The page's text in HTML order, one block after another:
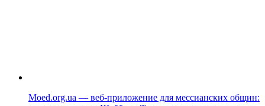
Moed.org.ua — веб-приложение для мессианских общин: